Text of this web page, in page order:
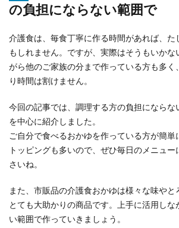
の負担にならない範囲で
介護食は、毎食丁寧に作る時間があれば、た
もしれません。ですが、実際はそうもいかな
がら他のご家族の分まで作っている方も多く
り時間は割けません。
今回の記事では、調理する方の負担にならな
を中心に紹介しました。
ご自分で食べるおかゆを作っている方が簡
トッピングも多いので、ぜひ毎日のメニュ
さいね。
また、市販品の介護食おかゆは様々な味やと
とても大助かりの商品です。上手に活用しな
い範囲で作っていきましょう。